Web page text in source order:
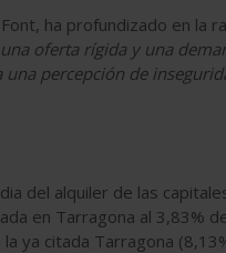
ha profundizado en la
oferta rígida y una
percepción de
del alquiler de las
en Tarragona al 3,83%
ya citada Tarragona